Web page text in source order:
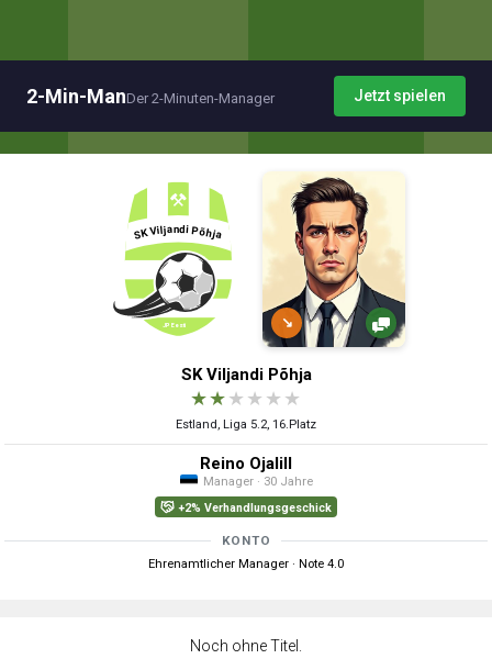
2-Min-ManDer 2-Minuten-Manager Jetzt spielen
↘
SK Viljandi Põhja
★★★ ★ ★ ★
Estland, Liga 5.2, 16.Platz
Reino Ojalill
Manager · 30 Jahre
+2% Verhandlungsgeschick
KONTO
Ehrenamtlicher Manager · Note 4.0
Noch ohne Titel.